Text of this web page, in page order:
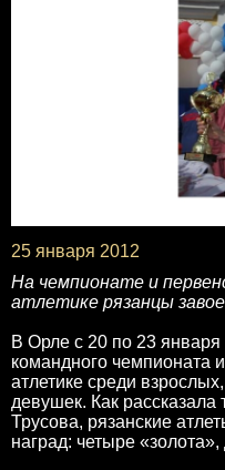
25 января 2012
На чемпионате и
атлетике рязанцы
В Орле с 20 по 23
командного чемпионата
атлетике среди
девушек. Как
Трусова, рязанские
наград: четыре